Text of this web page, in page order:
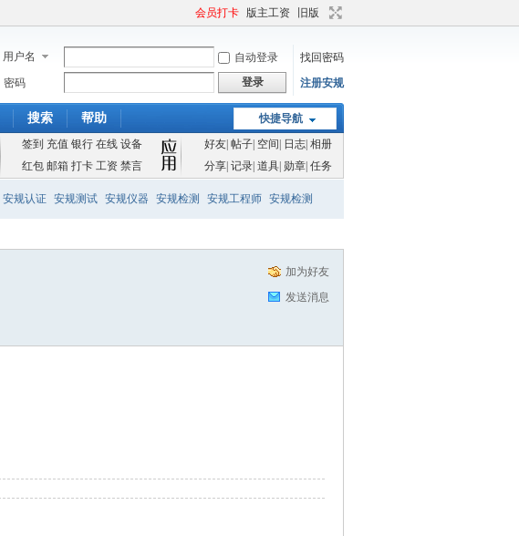
会员打卡 版主工资 旧版
用户名 自动登录
找回密码
密码
登录 注册安规
快捷导航
搜索 帮助
签到 充值 银行 在线 设备 好友| 帖子| 空间 日志| 相册
红包 邮箱 打卡 工资 禁言 分享| 记录| 道具| 勋章| 任务
安规认证 安规测试 安规仪器 安规检测 安规工程师 安规检测
加为好友
发送消息